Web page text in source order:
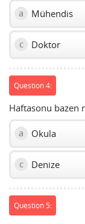
a Mühendis
c Doktor
Question 4:
Haftasonu bazen
a Okula
c Denize
Question 5: